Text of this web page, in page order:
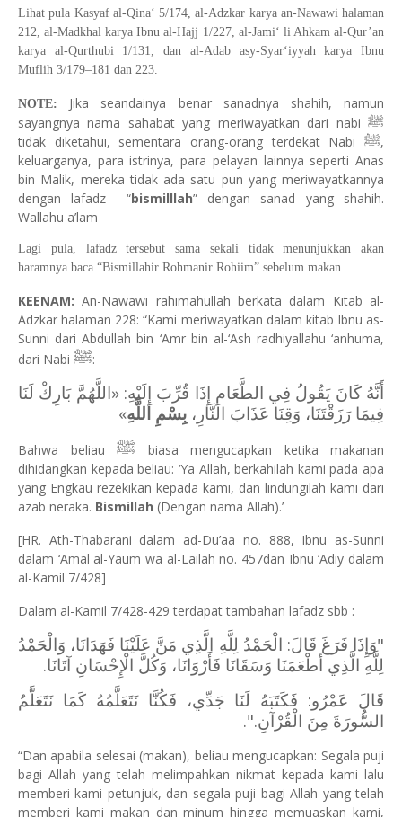
Lihat pula Kasyaf al-Qina‘ 5/174, al-Adzkar karya an-Nawawi halaman
212, al-Madkhal karya Ibnu al-Hajj 1/227, al-Jami‘ li Ahkam al-Qur’an
karya al-Qurthubi 1/131, dan al-Adab asy-Syar‘iyyah karya Ibnu
Muflih 3/179–181 dan 223.
NOTE:
Jika seandainya benar sanadnya shahih, namun
sayangnya nama sahabat yang meriwayatkan dari nabi ﷺ
tidak diketahui, sementara orang-orang terdekat Nabi ﷺ,
keluarganya, para istrinya, para pelayan lainnya seperti Anas
bin Malik, mereka tidak ada satu pun yang meriwayatkannya
dengan lafadz “bismilllah” dengan sanad yang shahih.
Wallahu a’lam
Lagi pula, lafadz tersebut sama sekali tidak menunjukkan akan
haramnya baca “Bismillahir Rohmanir Rohiim” sebelum makan.
KEENAM:An-Nawawi rahimahullah berkata dalam Kitab al-
Adzkar halaman 228: “Kami meriwayatkan dalam kitab Ibnu as-
Sunni dari Abdullah bin ‘Amr bin al-‘Ash radhiyallahu ‘anhuma,
dari Nabi ﷺ:
أَنَّهُ كَانَ يَقُولُ فِي الطَّعَامِ إِذَا قُرِّبَ إِلَيْهِ: «‌اللَّهُمَّ ‌بَارِكْ ‌لَنَا
‌فِيمَا ‌رَزَقْتَنَا، ‌وَقِنَا ‌عَذَابَ ‌النَّارِ، ‌ بِسْمِ ‌اللَّهِ»
Bahwa beliau ﷺ
biasa mengucapkan ketika makanan
dihidangkan kepada beliau: ‘Ya Allah, berkahilah kami pada apa
yang Engkau rezekikan kepada kami, dan lindungilah kami dari
azab neraka. Bismillah (Dengan nama Allah).’
[HR. Ath-Thabarani dalam ad-Du’aa no. 888, Ibnu as-Sunni
dalam ‘Amal al-Yaum wa al-Lailah no. 457dan Ibnu ‘Adiy dalam
al-Kamil 7/428]
Dalam al-Kamil 7/428-429 terdapat tambahan lafadz sbb :
"وَإِذَا فَرَغَ قَالَ: الْحَمْدُ لِلَّهِ الَّذِي مَنَّ عَلَيْنَا فَهَدَانَا، وَالْحَمْدُ
لِلَّهِ الَّذِي أَطْعَمَنَا وَسَقَانَا فَأَرْوَانَا، وَكُلَّ الْإِحْسَانِ آتَانَا.
قَالَ عَمْرُو: فَكَتَبَهُ لَنَا جَدِّي، فَكُنَّا نَتَعَلَّمُهُ كَمَا نَتَعَلَّمُ
السُّورَةَ مِنَ الْقُرْآنِ.".
“Dan apabila selesai (makan), beliau mengucapkan: Segala puji
bagi Allah yang telah melimpahkan nikmat kepada kami lalu
memberi kami petunjuk, dan segala puji bagi Allah yang telah
memberi kami makan dan minum hingga memuaskan kami,